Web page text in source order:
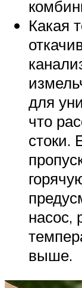
Какая
для
что
стоки.
насос,
выше.